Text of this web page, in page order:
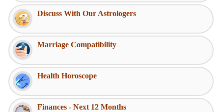
Discuss With Our Astrologers
Marriage Compatibility
Health Horoscope
Finances - Next 12 Months